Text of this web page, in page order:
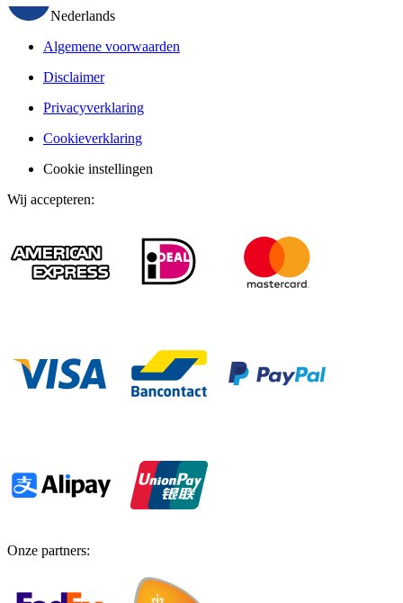
Nederlands
Algemene voorwaarden
Disclaimer
Privacyverklaring
Cookieverklaring
Cookie instellingen
Wij accepteren:
Onze partners: